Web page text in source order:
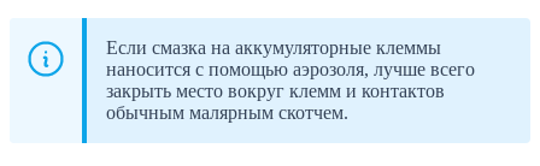
Если смазка на аккумуляторные клеммы
наносится с помощью аэрозоля, лучше всего
закрыть место вокруг клемм и контактов
обычным малярным скотчем.